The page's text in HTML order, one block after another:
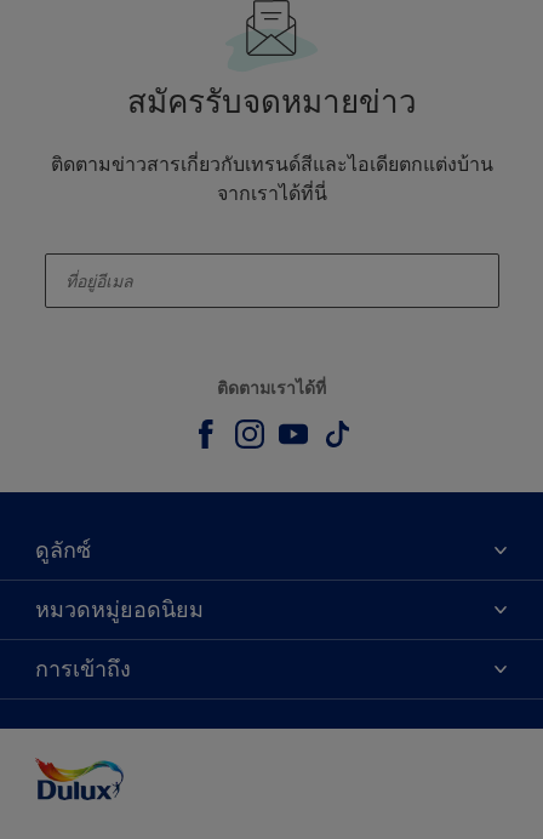
สมัครรับจดหมายข่าว
ติดตามข่าวสารเกี่ยวกับเทรนด์สีและไอเดียตกแต่งบ้าน
จากเราได้ที่นี่
ติดตามเราได้ที่
ดูลักซ์
เกี่ยวกับดูลักซ์
ติดต่อเรา
ค้นหาร้านค้า
หมวดหมู่ยอดนิยม
ผลิตภัณฑ์
ไอเดียการตกแต่ง
คำแนะนำจากผู้เชี่ยวชาญ
บริการออกแบบสี
การเข้าถึง